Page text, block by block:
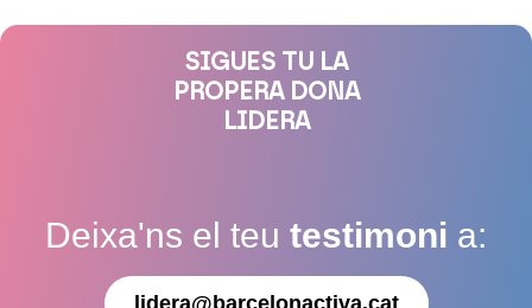
SIGUES TU LA
PROPERA DONA
LIDERA
Deixa'ns el teu testimoni a:
lidera@barcelonactiva.cat